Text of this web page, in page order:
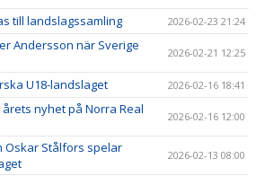
till landslagssamling 2026-02-23 21:24
Andersson när Sverige
2026-02-21 12:25
U18-landslaget 2026-02-16 18:41
nyhet på Norra Real
2026-02-16 12:00
Oskar Stålfors spelar
2026-02-13 08:00